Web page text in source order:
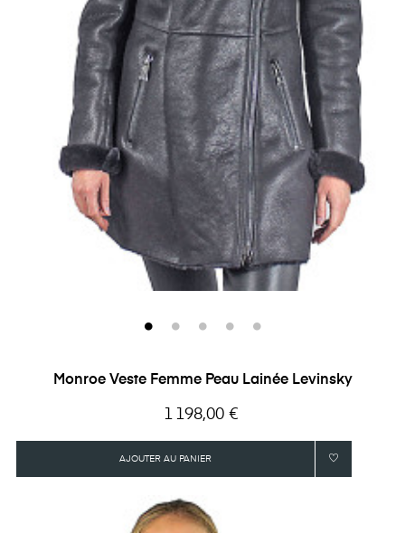
Monroe Veste Femme Peau Lainée Levinsky
Prix
1 198,00 €
AJOUTER AU PANIER